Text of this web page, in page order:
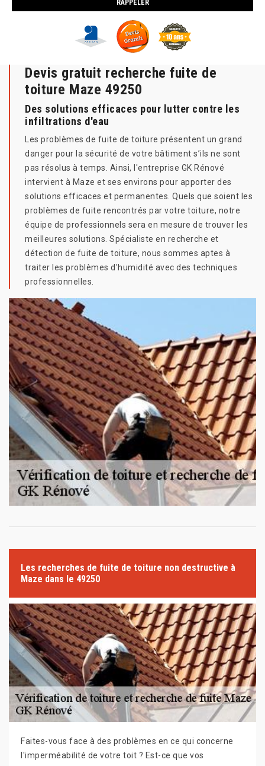
Devis gratuit recherche fuite de
toiture Maze 49250
Des solutions efficaces pour lutter contre les
infiltrations d'eau
Les problèmes de fuite de toiture présentent un grand
danger pour la sécurité de votre bâtiment s’ils ne sont
pas résolus à temps. Ainsi, l'entreprise GK Rénové
intervient à Maze et ses environs pour apporter des
solutions efficaces et permanentes. Quels que soient les
problèmes de fuite rencontrés par votre toiture, notre
équipe de professionnels sera en mesure de trouver les
meilleures solutions. Spécialiste en recherche et
détection de fuite de toiture, nous sommes aptes à
traiter les problèmes d'humidité avec des techniques
professionnelles.
Les recherches de fuite de toiture non destructive à
Maze dans le 49250
Faites-vous face à des problèmes en ce qui concerne
l'imperméabilité de votre toit ? Est-ce que vos